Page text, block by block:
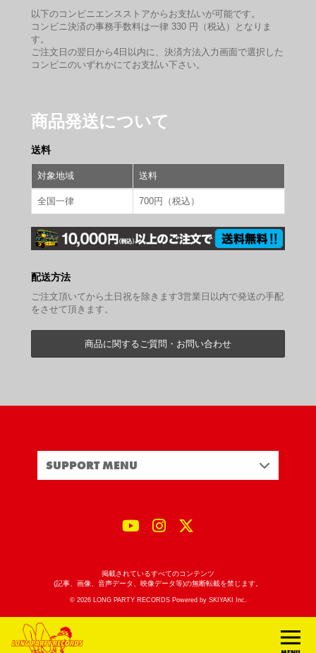
以下のコンビニエンスストアからお支払いが可能です。
コンビニ決済の事務手数料は一律 330 円（税込）となりま
す。
ご注文日の翌日から4日以内に、決済方法入力画面で選択した
コンビニのいずれかにてお支払い下さい。
商品発送について
送料
対象地域 送料
全国一律 700円（税込）
配送方法
ご注文頂いてから土日祝を除きます3営業日以内で発送の手配
をさせて頂きます。
商品に関するご質問・お問い合わせ
SUPPORT MENU
掲載されているすべてのコンテンツ
(記事、画像、音声データ、映像データ等)の無断転載を禁じます。
© 2026 LONG PARTY RECORDS Powered by SKIYAKI Inc.